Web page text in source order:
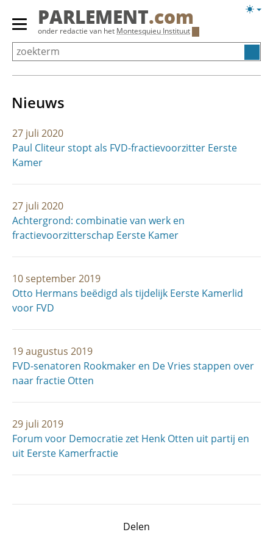
Overslaan
Primair
menu
tonen/verbergen
PARLEMENT.com
onder redactie van het Montesquieu Instituut
Nieuws
27 juli 2020
Paul Cliteur stopt als FVD-fractievoorzitter Eerste
Kamer
27 juli 2020
Achtergrond: combinatie van werk en
fractievoorzitterschap Eerste Kamer
10 september 2019
Otto Hermans beëdigd als tijdelijk Eerste Kamerlid
voor FVD
19 augustus 2019
FVD-senatoren Rookmaker en De Vries stappen over
naar fractie Otten
29 juli 2019
Forum voor Democratie zet Henk Otten uit partij en
uit Eerste Kamerfractie
Delen